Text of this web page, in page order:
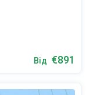
Від €891